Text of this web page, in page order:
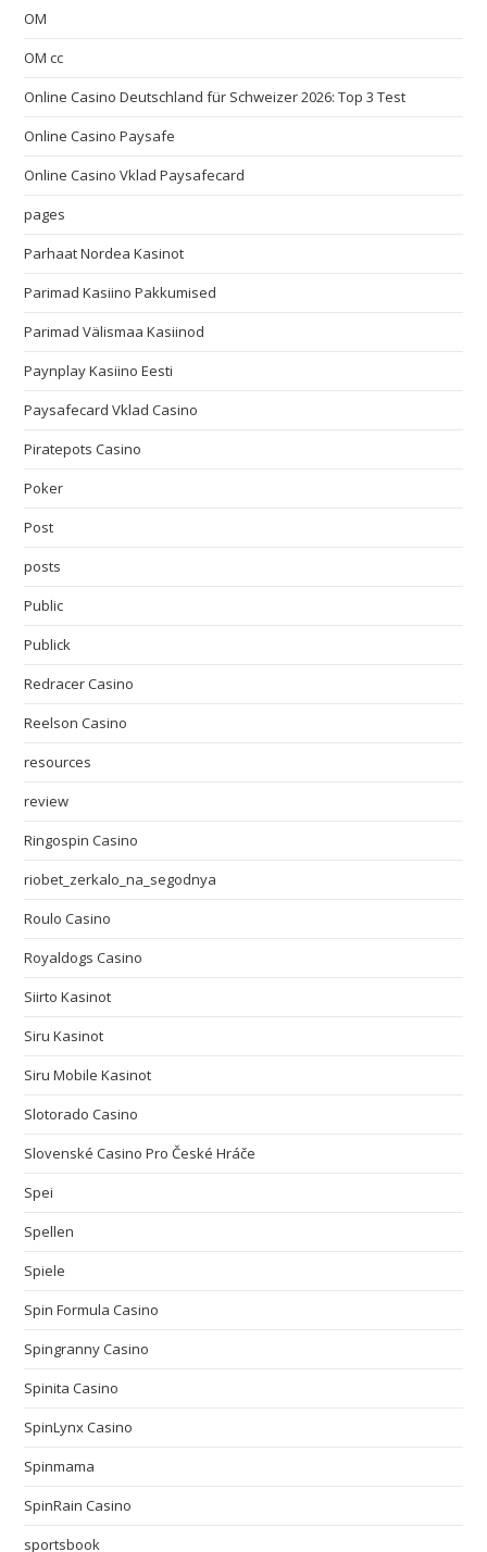
OM
OM cc
Online Casino Deutschland für Schweizer 2026: Top 3 Test
Online Casino Paysafe
Online Casino Vklad Paysafecard
pages
Parhaat Nordea Kasinot
Parimad Kasiino Pakkumised
Parimad Välismaa Kasiinod
Paynplay Kasiino Eesti
Paysafecard Vklad Casino
Piratepots Casino
Poker
Post
posts
Public
Publick
Redracer Casino
Reelson Casino
resources
review
Ringospin Casino
riobet_zerkalo_na_segodnya
Roulo Casino
Royaldogs Casino
Siirto Kasinot
Siru Kasinot
Siru Mobile Kasinot
Slotorado Casino
Slovenské Casino Pro České Hráče
Spei
Spellen
Spiele
Spin Formula Casino
Spingranny Casino
Spinita Casino
SpinLynx Casino
Spinmama
SpinRain Casino
sportsbook